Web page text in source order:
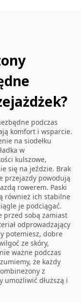
podczas
komfort i wsparcie.
na siodełku
w
kulszowe,
się na jeździe. Brak
przejazdy powodują
rowerem. Paski
również ich stabilne
je podciągać.
przed sobą zamiast
odprowadzający
potemiesz, dobre
ze skóry,
ważne podczas
że każdy
z
umożliwić dłuższą i